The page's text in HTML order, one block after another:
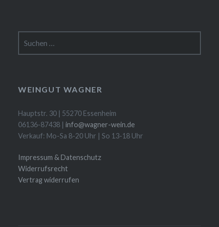
nach:
WEINGUT WAGNER
Hauptstr. 30 | 55270 Essenheim
06136-87438 |info@wagner-wein.de
Verkauf: Mo-Sa 8-20 Uhr | So 13-18 Uhr
Impressum & Datenschutz
Widerrufsrecht
Vertrag widerrufen